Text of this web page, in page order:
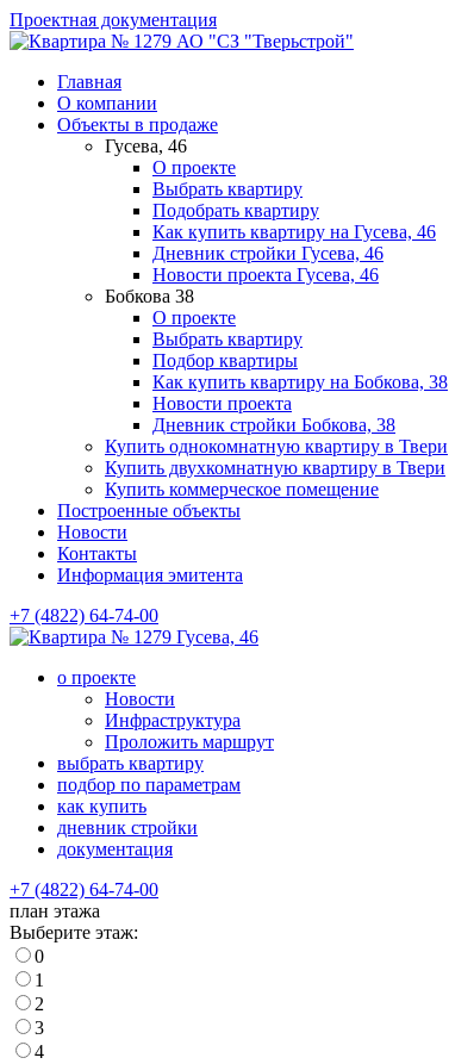
Проектная документация
АО "СЗ "Тверьстрой"
Главная
О компании
Объекты в продаже
Гусева, 46
О проекте
Выбрать квартиру
Подобрать квартиру
Как купить квартиру на Гусева, 46
Дневник стройки Гусева, 46
Новости проекта Гусева, 46
Бобкова 38
О проекте
Выбрать квартиру
Подбор квартиры
Как купить квартиру на Бобкова, 38
Новости проекта
Дневник стройки Бобкова, 38
Купить однокомнатную квартиру в Твери
Купить двухкомнатную квартиру в Твери
Купить коммерческое помещение
Построенные объекты
Новости
Контакты
Информация эмитента
+7 (4822) 64-74-00
Гусева, 46
о проекте
Новости
Инфраструктура
Проложить маршрут
выбрать квартиру
подбор по параметрам
как купить
дневник стройки
документация
+7 (4822) 64-74-00
план этажа
Выберите этаж:
0
1
2
3
4